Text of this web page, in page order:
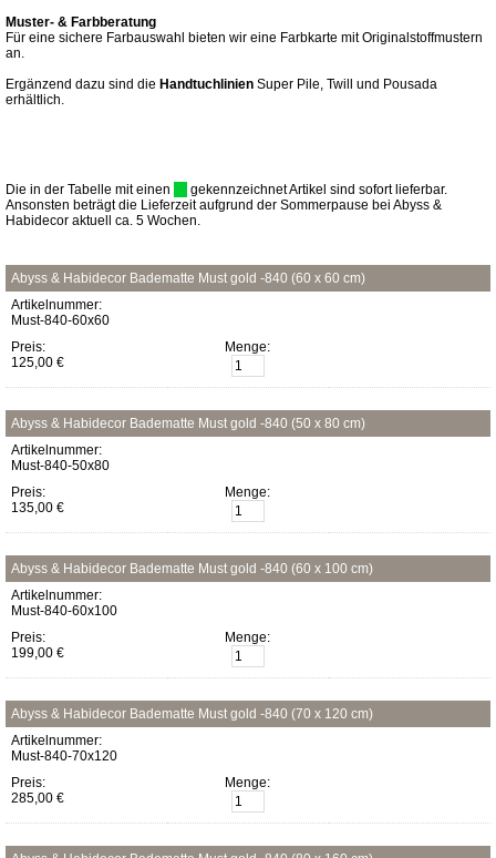
Muster- & Farbberatung
Für eine sichere Farbauswahl bieten wir eine Farbkarte mit Originalstoffmustern
an.
Ergänzend dazu sind die Handtuchlinien Super Pile, Twill und Pousada
erhältlich.
Die in der Tabelle mit einen
gekennzeichnet Artikel sind sofort lieferbar.
Ansonsten beträgt die Lieferzeit aufgrund der Sommerpause bei Abyss &
Habidecor aktuell ca. 5 Wochen.
Abyss & Habidecor Badematte Must gold -840 (60 x 60 cm)
Artikelnummer:
Must-840-60x60
Preis:
125,00 €
Menge:
Abyss & Habidecor Badematte Must gold -840 (50 x 80 cm)
Artikelnummer:
Must-840-50x80
Preis:
135,00 €
Menge:
Abyss & Habidecor Badematte Must gold -840 (60 x 100 cm)
Artikelnummer:
Must-840-60x100
Preis:
199,00 €
Menge:
Abyss & Habidecor Badematte Must gold -840 (70 x 120 cm)
Artikelnummer:
Must-840-70x120
Preis:
285,00 €
Menge: